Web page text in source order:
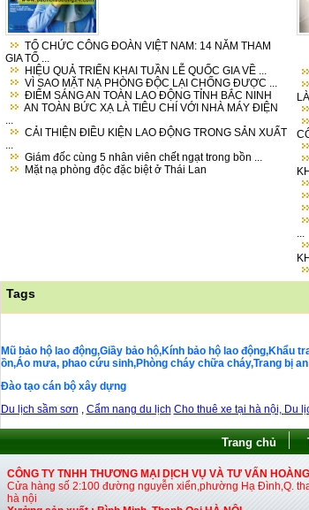
TỔ CHỨC CÔNG ĐOÀN VIỆT NAM: 14 NĂM THAM
GIA TỔ ...
HIỆU QUẢ TRIỂN KHAI TUẦN LỄ QUỐC GIA VỀ ...
VÌ SAO MẶT NẠ PHÒNG ĐỘC LẠI CHỐNG ĐƯỢC ...
ĐIỂM SÁNG AN TOÀN LAO ĐỘNG TỈNH BẮC NINH
AN TOÀN BỨC XẠ LÀ TIÊU CHÍ VỚI NHÀ MÁY ĐIỆN
...
CẢI THIỆN ĐIỀU KIỆN LAO ĐỘNG TRONG SẢN XUẤT
...
Giám đốc cùng 5 nhân viên chết ngạt trong bồn ...
Mặt nạ phòng độc đặc biệt ở Thái Lan
...
Tags
Mũ bảo hộ lao động,Giầy bảo hộ,Kính bảo hộ lao động,Khẩu
ồn,Áo mưa, phao cứu sinh,Phòng cháy chữa cháy,Trang bị
Đào tạo cán bộ xây dựng
Du lịch sầm sơn , Cẩm nang du lịch Cho thuê xe tại hà nội, Du
Trang chủ
CÔNG TY TNHH THƯƠNG MẠI DỊCH VỤ VÀ TƯ VẤN
Cửa hàng số 2:100 đường nguyễn xiển,phường Hạ Đình,Q.
hà nội